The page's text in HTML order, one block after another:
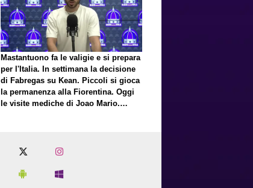
Mastantuono fa le valigie e si prepara
per l'Italia. In settimana la decisione
di Fabregas su Kean. Piccoli si gioca
la permanenza alla Fiorentina. Oggi
le visite mediche di Joao Mario.